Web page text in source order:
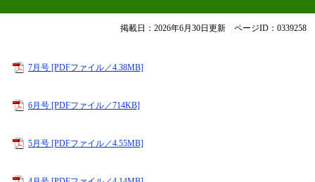
掲載日：2026年6月30日更新 ページID：0339258
7月号 [PDFファイル／4.38MB]
6月号 [PDFファイル／714KB]
5月号 [PDFファイル／4.55MB]